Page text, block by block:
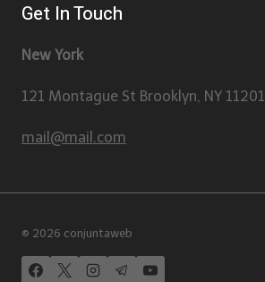
Get In Touch
New York
121 Montague St Brooklyn, NY 11201
mail@mail.com
© 2026 conjuntaweb